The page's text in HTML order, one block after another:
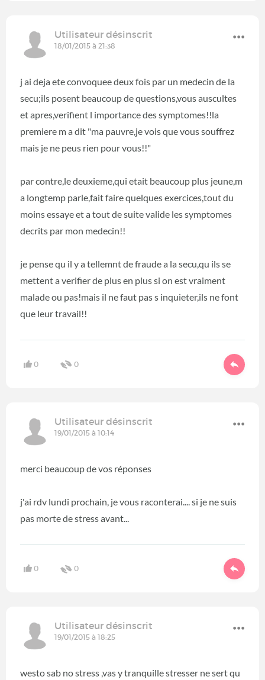
Utilisateur désinscrit
18/01/2015 à 21:38
j ai deja ete convoquee deux fois par un medecin de la
secu;ils posent beaucoup de questions,vous auscultes
et apres,verifient l importance des symptomes!!la
premiere m a dit "ma pauvre,je vois que vous souffrez
mais je ne peus rien pour vous!!"
par contre,le deuxieme,qui etait beaucoup plus jeune,m
a longtemp parle,fait faire quelques exercices,tout du
moins essaye et a tout de suite valide les symptomes
decrits par mon medecin!!
je pense qu il y a tellemnt de fraude a la secu,qu ils se
mettent a verifier de plus en plus si on est vraiment
malade ou pas!mais il ne faut pas s inquieter,ils ne font
que leur travail!!
0 0
Utilisateur désinscrit
19/01/2015 à 10:14
merci beaucoup de vos réponses
j'ai rdv lundi prochain, je vous raconterai.... si je ne suis
pas morte de stress avant...
0 0
Utilisateur désinscrit
19/01/2015 à 18:25
westo sab no stress ,vas y tranquille stresser ne sert qu